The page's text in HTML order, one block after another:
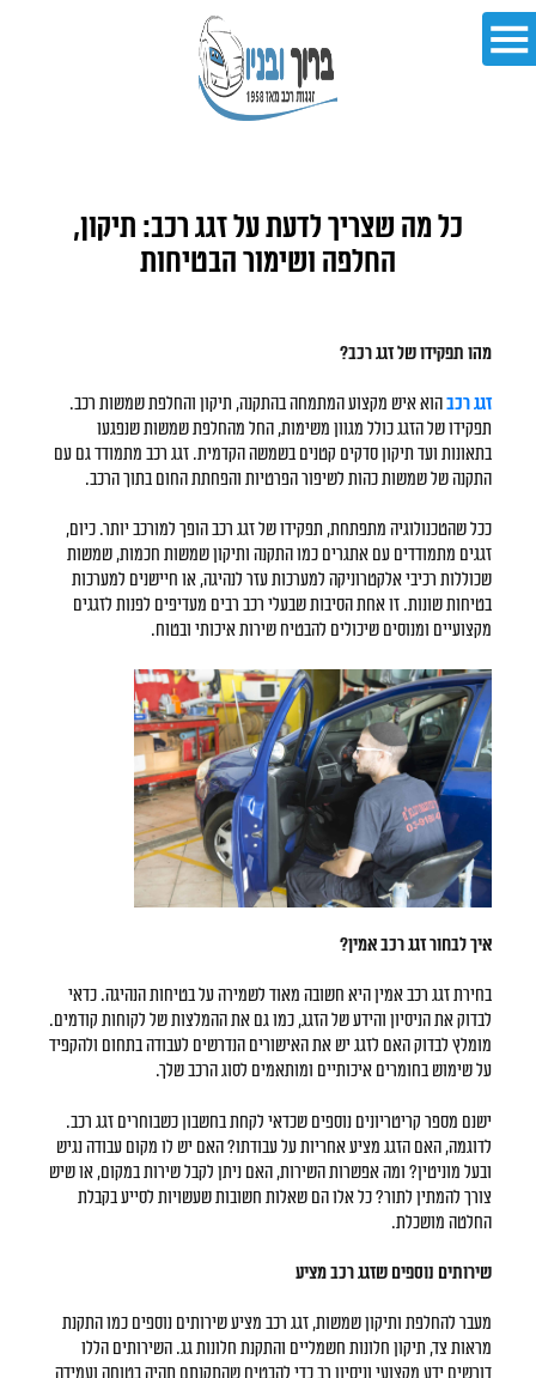
כל מה שצריך לדעת על זגג רכב: תיקון,
החלפה ושימור הבטיחות
מהו תפקידו של זגג רכב?
זגג רכבהוא איש מקצוע המתמחה בהתקנה, תיקון והחלפת שמשות רכב.
תפקידו של הזגג כולל מגוון משימות, החל מהחלפת שמשות שנפגעו
בתאונות ועד תיקון סדקים קטנים בשמשה הקדמית. זגג רכב מתמודד גם עם
התקנה של שמשות כהות לשיפור הפרטיות והפחתת החום בתוך הרכב.
ככל שהטכנולוגיה מתפתחת, תפקידו של זגג רכב הופך למורכב יותר. כיום,
זגגים מתמודדים עם אתגרים כמו התקנה ותיקון שמשות חכמות, שמשות
שכוללות רכיבי אלקטרוניקה למערכות עזר לנהיגה, או חיישנים למערכות
בטיחות שונות. זו אחת הסיבות שבעלי רכב רבים מעדיפים לפנות לזגגים
מקצועיים ומנוסים שיכולים להבטיח שירות איכותי ובטוח.
איך לבחור זגג רכב אמין?
בחירת זגג רכב אמין היא חשובה מאוד לשמירה על בטיחות הנהיגה. כדאי
לבדוק את הניסיון והידע של הזגג, כמו גם את ההמלצות של לקוחות קודמים.
מומלץ לבדוק האם לזגג יש את האישורים הנדרשים לעבודה בתחום ולהקפיד
על שימוש בחומרים איכותיים ומותאמים לסוג הרכב שלך.
ישנם מספר קריטריונים נוספים שכדאי לקחת בחשבון כשבוחרים זגג רכב.
לדוגמה, האם הזגג מציע אחריות על עבודתו? האם יש לו מקום עבודה נגיש
ובעל מוניטין? ומה אפשרות השירות, האם ניתן לקבל שירות במקום, או שיש
צורך להמתין לתור? כל אלו הם שאלות חשובות שעשויות לסייע בקבלת
החלטה מושכלת.
שירותים נוספים שזגג רכב מציע
מעבר להחלפת ותיקון שמשות, זגג רכב מציע שירותים נוספים כמו התקנת
מראות צד, תיקון חלונות חשמליים והתקנת חלונות גג. השירותים הללו